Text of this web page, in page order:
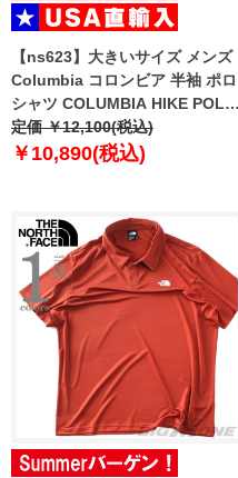
【ns623】大きいサイズ メンズ
Columbia コロンビア 半袖 ポロ
シャツ COLUMBIA HIKE POLO
USA直輸入 1990401
定価 ￥12,100(税込)
￥10,890(税込)